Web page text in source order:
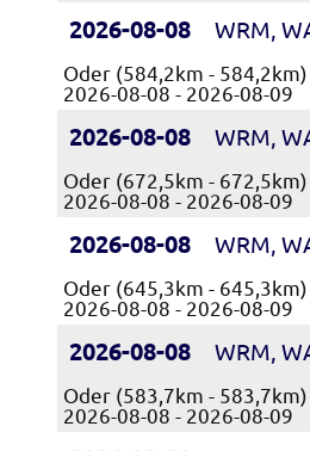
2026-08-08 WRM,
Oder (584,2km - 584,2km)
2026-08-08 - 2026-08-09
2026-08-08 WRM,
Oder (672,5km - 672,5km)
2026-08-08 - 2026-08-09
2026-08-08 WRM,
Oder (645,3km - 645,3km)
2026-08-08 - 2026-08-09
2026-08-08 WRM,
Oder (583,7km - 583,7km)
2026-08-08 - 2026-08-09